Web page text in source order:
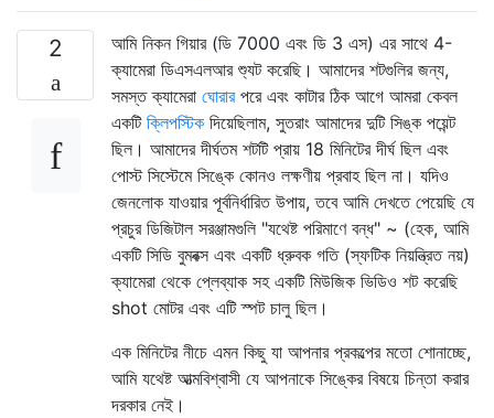
2
আমি নিকন গিয়ার (ডি 7000 এবং ডি 3 এস) এর সাথে 4-
ক্যামেরা ডিএসএলআর শ্যুট করেছি। আমাদের শটগুলির জন্য,
সমস্ত ক্যামেরা ঘোরারপরে এবং কাটার ঠিক আগে আমরা কেবল
একটি ক্লিপস্টিক দিয়েছিলাম, সুতরাং আমাদের দুটি সিঙ্ক পয়েন্ট
ছিল। আমাদের দীর্ঘতম শটটি প্রায় 18 মিনিটের দীর্ঘ ছিল এবং
পোস্ট সিস্টেমে সিঙ্কে কোনও লক্ষণীয় প্রবাহ ছিল না। যদিও
জেনলোক যাওয়ার পূর্বনির্ধারিত উপায়, তবে আমি দেখতে পেয়েছি যে
প্রচুর ডিজিটাল সরঞ্জামগুলি "যথেষ্ট পরিমাণে বন্ধ" ~ (হেক, আমি
একটি সিডি বুমবক্স এবং একটি ধ্রুবক গতি (স্ফটিক নিয়ন্ত্রিত নয়)
ক্যামেরা থেকে প্লেব্যাক সহ একটি মিউজিক ভিডিও শট করেছি
shot মোটর এবং এটি স্পট চালু ছিল।
এক মিনিটের নীচে এমন কিছু যা আপনার প্রকল্পের মতো শোনাচ্ছে,
আমি যথেষ্ট আত্মবিশ্বাসী যে আপনাকে সিঙ্কের বিষয়ে চিন্তা করার
দরকার নেই।